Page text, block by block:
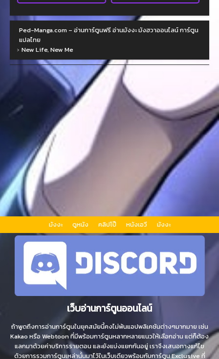
Ped-Manga.com – อ่านการ์ตูนฟรี อ่านมังงะ มังฮวาออนไลน์ การ์ตูน
แปลไทย
› New Life, New Me
มังงะ ดูหนัง คลิปโป๊ หนังเอวี มังงะ
เว็บอ่านการ์ตูนออนไลน์
ถ้าพูดถึงการอ่านการ์ตูนในยุคสมัยนี้คงไม่พ้นแอปพลิเคชันต่างๆมากมาย เช่น
Kakao หรือ Webtoon ที่มีพร้อมการ์ตูนหลากหลายแนวให้เลือกอ่าน แต่ก็ต้อง
แลกมาด้วยค่าบริการรายตอน และยังแบ่งแยกกันอยู่ เราจึงเสนอทางแก้ไข
ด้วยการรวมการ์ตูนเหล่านั้นมาไว้ในเว็บเดียวพร้อมกับการ์ตูน Exclusive ที่